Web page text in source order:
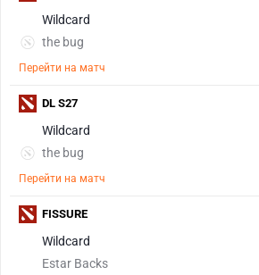
Wildcard
the bug
Перейти на матч
Wildcard
the bug
Перейти на матч
DL S27
Wildcard
Estar Backs
FISSURE